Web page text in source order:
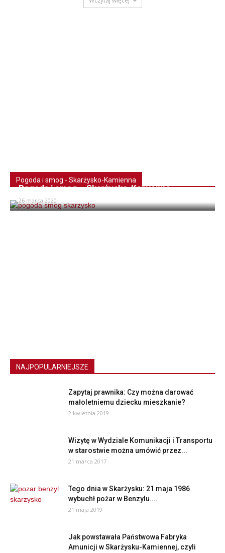
Pogoda i smog - Skarżysko-Kamienna
Pogoda i smog – Skarżysko-Kamienna
26 marca 2020
NAJPOPULARNIEJSZE
Zapytaj prawnika: Czy można darować
małoletniemu dziecku mieszkanie?
2 kwietnia 2019
Wizytę w Wydziale Komunikacji i Transportu
w starostwie można umówić przez...
21 marca 2017
Tego dnia w Skarżysku: 21 maja 1986
wybuchł pożar w Benzylu....
21 maja 2019
Jak powstawała Państwowa Fabryka
Amunicji w Skarżysku-Kamiennej, czyli